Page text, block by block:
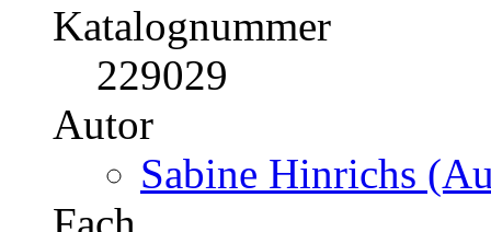
Katalognummer
229029
Autor
Sabine Hinrichs
Fach